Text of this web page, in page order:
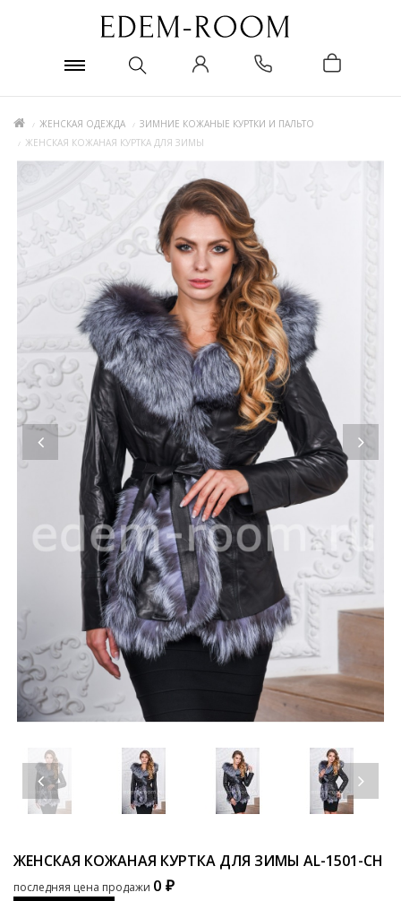
ЖЕНСКАЯ ОДЕЖДА
ЗИМНИЕ КОЖАНЫЕ КУРТКИ И ПАЛЬТО
ЖЕНСКАЯ КОЖАНАЯ КУРТКА ДЛЯ ЗИМЫ
ЖЕНСКАЯ КОЖАНАЯ КУРТКА ДЛЯ ЗИМЫ AL-1501-CH
последняя цена продажи 0 ₽